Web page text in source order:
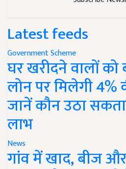
Latest feeds
Government Scheme
घर खरीदने वालों को
लोन पर मिलेगी 4%
जानें कौन उठा
लाभ
News
गांव में खाद, बीज